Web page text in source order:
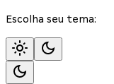
Escolha seu tema: